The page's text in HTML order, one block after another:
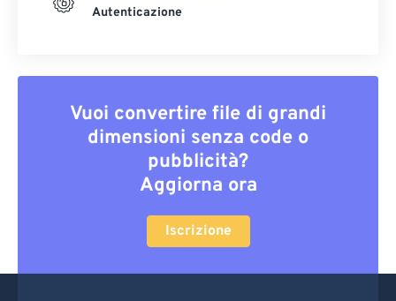
Autenticazione
Vuoi convertire file di grandi
dimensioni senza code o
pubblicità?
Aggiorna ora
Iscrizione